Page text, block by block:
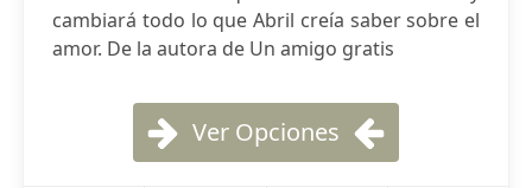
cambiará todo lo que Abril creía saber sobre el
amor. De la autora de Un amigo gratis
Ver Opciones